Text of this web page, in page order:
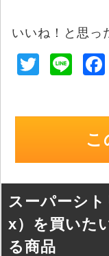
いいね！と思っ
T
Li
こ
スーパーシ
x）を買いた
る商品